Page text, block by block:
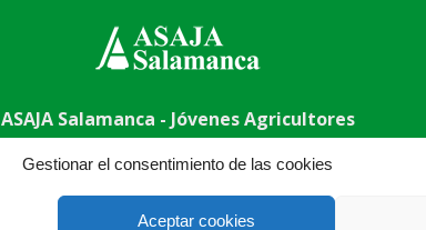
Gestionar el consentimiento de las cookies
Aceptar cookies
ASAJA Salamanca - Jóvenes Agricultores